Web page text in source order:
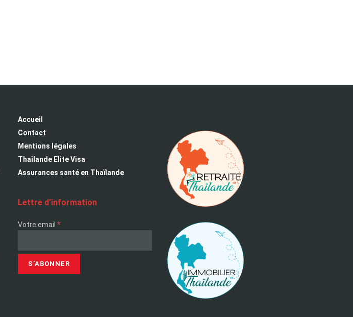
Accueil
Contact
Mentions légales
Thailande Elite Visa
Assurances santé en Thaïlande
Lettre d’information
Votre email *